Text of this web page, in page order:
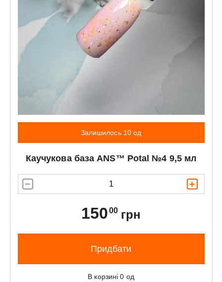
Залишилось 10 од
Каучукова базаANS™ Potal №4 9,5 мл
15000 грн
Придбати
В корзині0 од